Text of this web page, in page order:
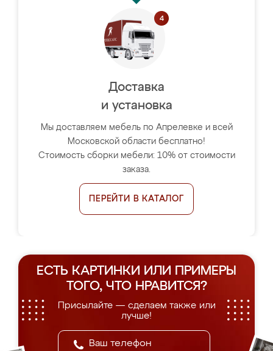
Доставка
и установка
Мы доставляем мебель по Апрелевке и всей
Московской области бесплатно!
Стоимость сборки мебели: 10% от стоимости
заказа.
ПЕРЕЙТИ В КАТАЛОГ
ЕСТЬ КАРТИНКИ ИЛИ ПРИМЕРЫ
ТОГО, ЧТО НРАВИТСЯ?
Присылайте — сделаем также или
лучше!